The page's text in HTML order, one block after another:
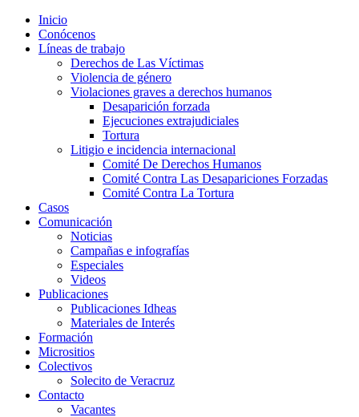
Inicio
Conócenos
Líneas de trabajo
Derechos de Las Víctimas
Violencia de género
Violaciones graves a derechos humanos
Desaparición forzada​
Ejecuciones extrajudiciales
Tortura
Litigio e incidencia internacional
Comité De Derechos Humanos​
Comité Contra Las Desapariciones Forzadas
Comité Contra La Tortura​
Casos
Comunicación
Noticias
Campañas e infografías
Especiales
Videos
Publicaciones
Publicaciones Idheas
Materiales de Interés
Formación
Micrositios
Colectivos
Solecito de Veracruz
Contacto
Vacantes